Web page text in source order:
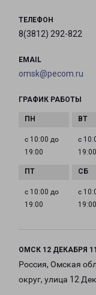
ТЕЛЕФОН
8(3812) 292-822
EMAIL
omsk@pecom.ru
ГРАФИК РАБОТЫ
с 10:00 до
19:00
с
19:00
с 10:00 до
19:00
с
19:00
ОМСК 12 ДЕКАБРЯ
Россия, Омская
округ, улица 12